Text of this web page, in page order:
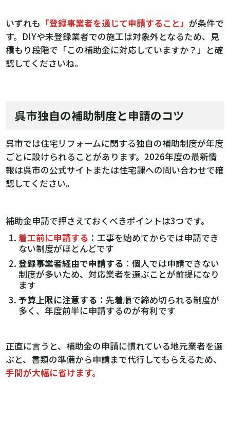
いずれも 「登録事業者を通じて申請すること」が条件で
す。DIYや未登録業者での施工は対象外となるため、見
積もり段階で「この補助金に対応していますか？」と確
認してくださいね。
呉市独自の補助制度と申請のコツ
呉市では住宅リフォームに関する独自の補助制度が年度
ごとに設けられることがあります。2026年度の最新情
報は呉市の公式サイトまたは住宅課への問い合わせで確
認してください。
補助金申請で押さえておくべきポイントは3つです。
着工前に申請する ：工事を始めてからでは申請でき
ない制度がほとんどです
登録事業者経由で申請する ：個人では申請できない
制度が多いため、対応業者を選ぶことが前提になり
ます
予算上限に注意する ：先着順で締め切られる制度が
多く、年度前半に申請するのが有利です
正直に言うと、補助金の申請に慣れている地元業者を選
ぶと、書類の準備から申請まで代行してもらえるため、
手間が大幅に省けます。